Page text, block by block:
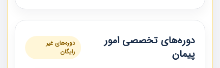
دوره‌های تخصصی امور
پیمان
دوره‌های غیر
رایگان